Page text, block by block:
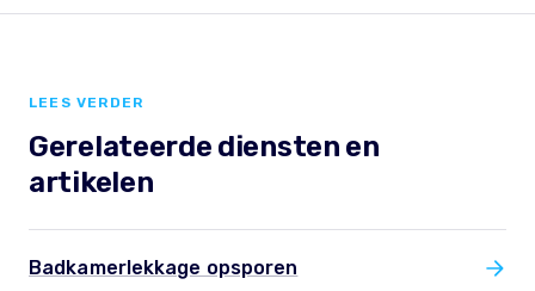
LEES VERDER
Gerelateerde diensten en
artikelen
Badkamerlekkage opsporen